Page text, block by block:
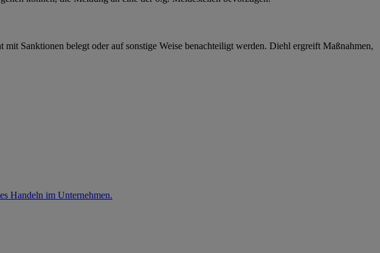
Sanktionen belegt oder auf sonstige Weise benachteiligt werden. Diehl ergreift Maßnahmen,
Handeln im Unternehmen.